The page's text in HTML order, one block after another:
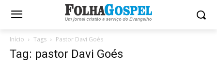
Início Tags Pastor Davi Goés
Tag: pastor Davi Goés